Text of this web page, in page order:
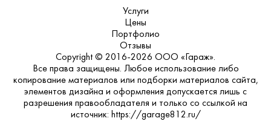
Услуги
Цены
Портфолио
Отзывы
Copyright © 2016-2026 ООО «Гараж».
Все права защищены. Любое использование либо
копирование материалов или подборки материалов сайта,
элементов дизайна и оформления допускается лишь с
разрешения правообладателя и только со ссылкой на
источник: https://garage812.ru/